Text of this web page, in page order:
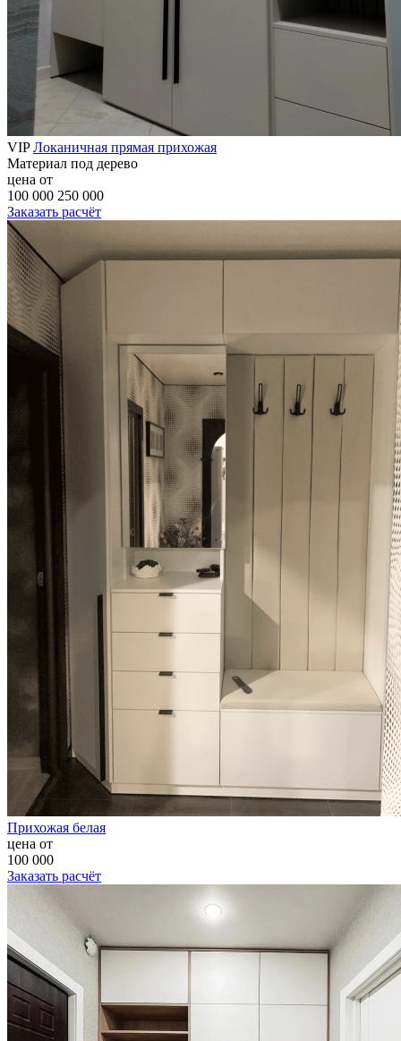
VIPЛоканичная прямая прихожая
Материал под дерево
цена от
100 000 250 000
Заказать расчёт
Прихожая белая
цена от
100 000
Заказать расчёт